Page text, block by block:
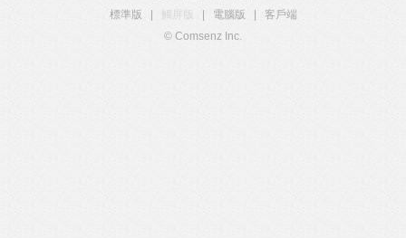
標準版
觸屏版 電腦版
客戶端
© Comsenz Inc.